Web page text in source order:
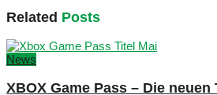
Related Posts
News
XBOX Game Pass – Die